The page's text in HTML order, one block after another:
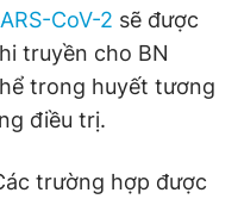
CoV-2 sẽ được
truyền cho BN
trong huyết tương
điều trị.
trường hợp được